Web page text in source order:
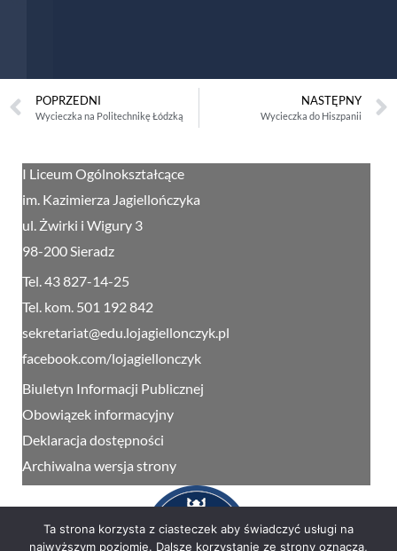
POPRZEDNI
Wycieczka na Politechnikę Łódzką
NASTĘPNY
Wycieczka do Hiszpanii
I Liceum Ogólnokształcące
im. Kazimierza Jagiellończyka
ul. Żwirki i Wigury 3
98-200 Sieradz
Tel. 43 827-14-25
Tel. kom. 501 192 842
sekretariat@edu.lojagiellonczyk.pl
facebook.com/lojagiellonczyk
Biuletyn Informacji Publicznej
Obowiązek informacyjny
Deklaracja dostępności
Archiwalna wersja strony
Ta strona korzysta z ciasteczek aby świadczyć usługi na
najwyższym poziomie. Dalsze korzystanie ze strony oznacza,